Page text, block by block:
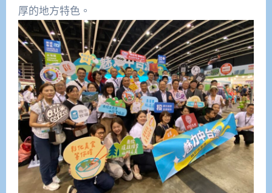
厚的地方特色。